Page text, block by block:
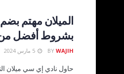
الميلان مهتم
بشروط أفضل من
BY WAJIH
حاول نادي إي سي ميلان